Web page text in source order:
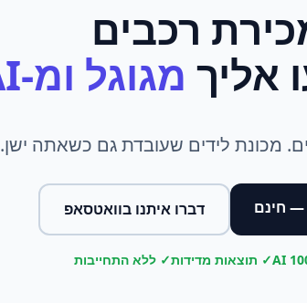
רכבים
אליך מגוגל ומ-AI
מכונת לידים שעובדת גם כשאתה ישן.
דברו איתנו בוואטסאפ
✓ תוצאות מדידות✓ ללא התחייבות